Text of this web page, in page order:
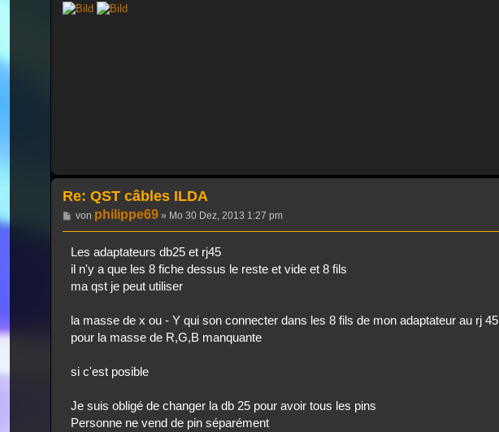
Re: QST câbles ILDA
Beitrag
von philippe69» Mo 30 Dez, 2013 1:27 pm
Les adaptateurs db25 et rj45
il n'y a que les 8 fiche dessus le reste et vide et 8 fils
ma qst je peut utiliser
la masse de x ou - Y qui son connecter dans les 8 fils de mon adaptateur au rj 45
pour la masse de R,G,B manquante
si c'est posible
Je suis obligé de changer la db 25 pour avoir tous les pins
Personne ne vend de pin séparément